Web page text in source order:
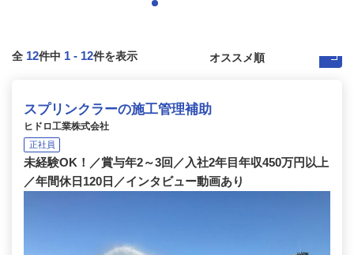
全 12件中 1 - 12件を表示
スプリンクラーの施工管理補助
ヒドロ工業株式会社
正社員
未経験OK！／賞与年2～3回／入社2年目年収450万円以上
／年間休日120日／インタビュー動画あり